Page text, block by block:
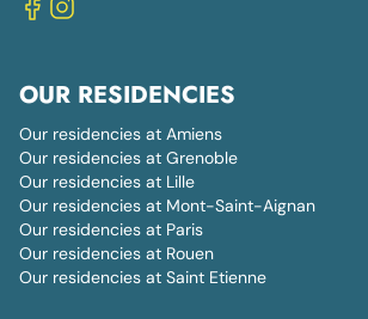
OUR RESIDENCIES
Our residencies at Amiens
Our residencies at Grenoble
Our residencies at Lille
Our residencies at Mont-Saint-Aignan
Our residencies at Paris
Our residencies at Rouen
Our residencies at Saint Etienne